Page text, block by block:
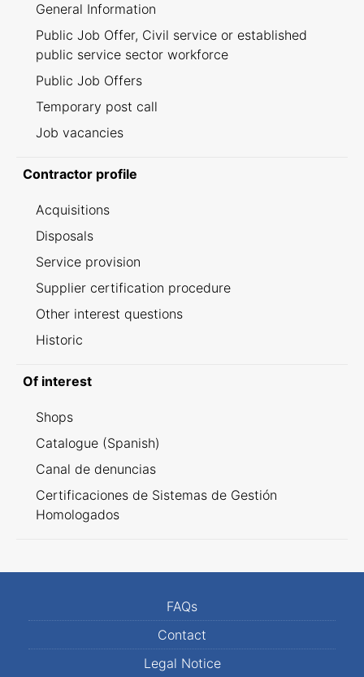
General Information
Public Job Offer, Civil service or established
public service sector workforce
Public Job Offers
Temporary post call
Job vacancies
Contractor profile
Acquisitions
Disposals
Service provision
Supplier certification procedure
Other interest questions
Historic
Of interest
Shops
Catalogue (Spanish)
Canal de denuncias
Certificaciones de Sistemas de Gestión
Homologados
FAQs
Contact
Legal Notice